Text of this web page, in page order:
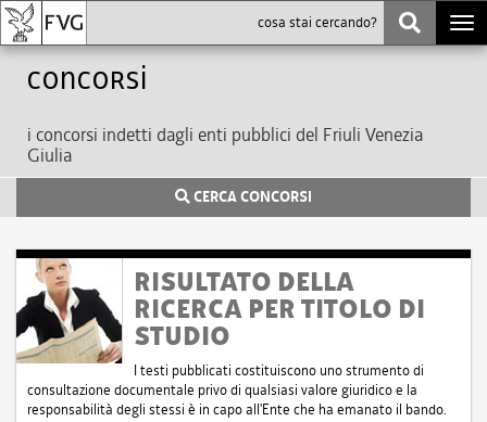
Concorsi
i concorsi indetti dagli enti pubblici del Friuli Venezia
Giulia
CERCA CONCORSI
RISULTATO DELLA
RICERCA PER TITOLO DI
STUDIO
I testi pubblicati costituiscono uno strumento di
consultazione documentale privo di qualsiasi valore giuridico e la
responsabilità degli stessi è in capo all'Ente che ha emanato il bando.